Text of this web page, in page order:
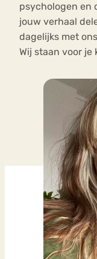
psychologen en
jouw verhaal
dagelijks met ons
Wij staan voor je